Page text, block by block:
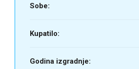
Sobe:
Kupatilo:
Godina izgradnje: